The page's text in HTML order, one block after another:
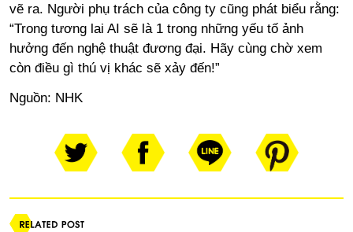
vẽ ra. Người phụ trách của công ty cũng phát biểu rằng:
“Trong tương lai AI sẽ là 1 trong những yếu tố ảnh
hưởng đến nghệ thuật đương đại. Hãy cùng chờ xem
còn điều gì thú vị khác sẽ xảy đến!”
Nguồn: NHK